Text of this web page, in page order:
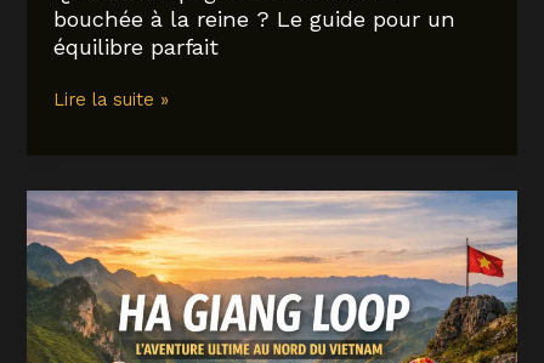
bouchée à la reine ? Le guide pour un
équilibre parfait
Quel
bouchée
à
la
reine
?
Le
Lire la suite »